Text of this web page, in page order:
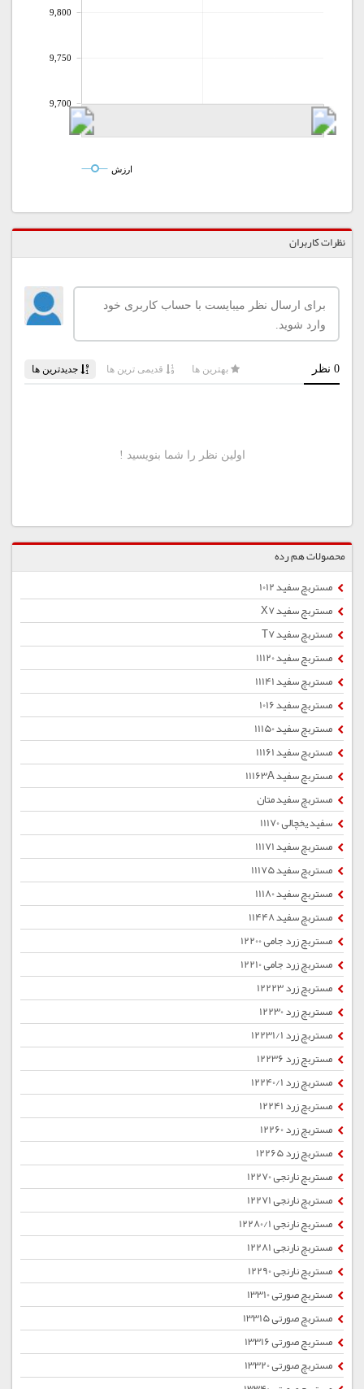
9,700
9,750
9,800
ارزش
نظرات کاربران
محصولات هم رده
مستربچ سفید 1012
مستربچ سفید X7
مستربچ سفید T7
مستربچ سفید 11120
مستربچ سفید 11141
مستربچ سفید 1016
مستربچ سفید 11150
مستربچ سفید 11161
مستربچ سفید 11163A
مستربچ سفید متان
سفید یخچالی 11170
مستربچ سفید 11171
مستربچ سفید 11175
مستربچ سفید 11180
مستربچ سفید 11448
مستربچ زرد جامی 12200
مستربچ زرد جامی 12210
مستربچ زرد 12223
مستربچ زرد 12230
مستربچ زرد 12231/1
مستربچ زرد 12236
مستربچ زرد 12240/1
مستربچ زرد 12241
مستربچ زرد 12260
مستربچ زرد 12265
مستربچ نارنجی 12270
مستربچ نارنجی 12271
مستربچ نارنجی 12280/1
مستربچ نارنجی 12281
مستربچ نارنجی 12290
مستربچ صورتی 13310
مستربچ صورتی 13315
مستربچ صورتی 13316
مستربچ صورتی 13320